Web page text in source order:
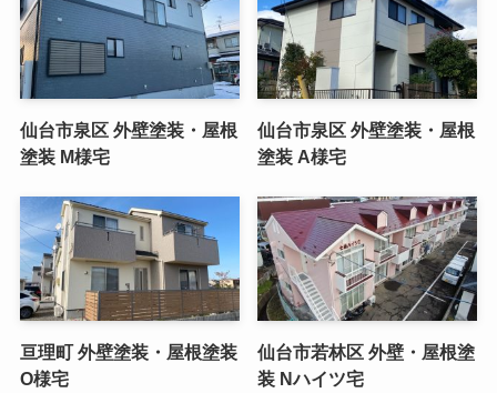
仙台市泉区 外壁塗装・屋根
塗装 M様宅
仙台市泉区 外壁塗装・屋根
塗装 A様宅
亘理町 外壁塗装・屋根塗装
O様宅
仙台市若林区 外壁・屋根塗
装 Nハイツ宅